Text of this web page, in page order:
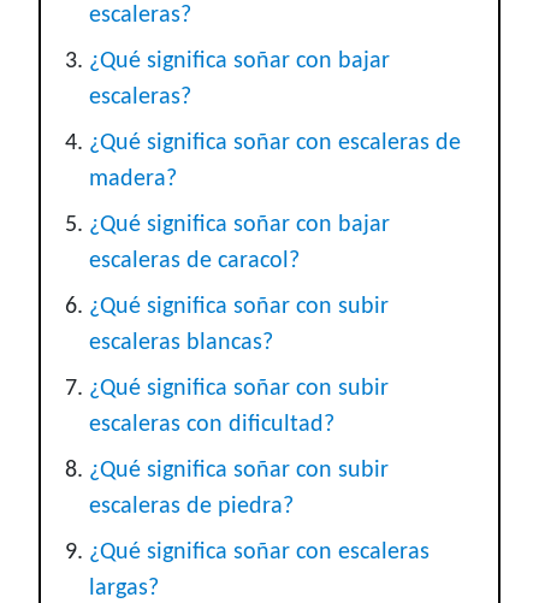
escaleras?
¿Qué significa soñar con bajar
escaleras?
¿Qué significa soñar con escaleras de
madera?
¿Qué significa soñar con bajar
escaleras de caracol?
¿Qué significa soñar con subir
escaleras blancas?
¿Qué significa soñar con subir
escaleras con dificultad?
¿Qué significa soñar con subir
escaleras de piedra?
¿Qué significa soñar con escaleras
largas?